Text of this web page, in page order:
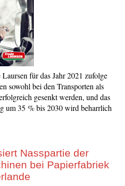
für das Jahr 2021 zufolge
sowohl bei den Transporten als
gesenkt werden, und das
um 35 % bis 2030 wird beharrlich
Nasspartie der
bei Papierfabriek